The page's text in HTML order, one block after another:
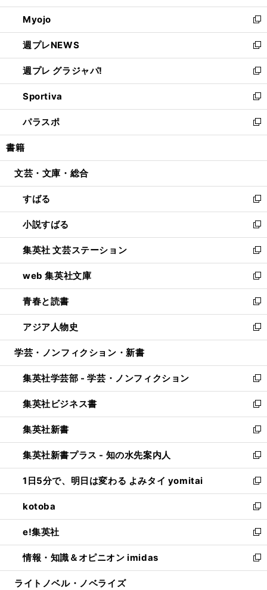
開
く
ウ
で
開
く
ン
ド
ウ
で
開
く
ウ
ィ
ン
ド
ウ
で
開
く
Myojo
新
し
い
ウ
ィ
ン
ド
ウ
で
開
週プレNEWS
新
し
い
ウ
ィ
ン
ド
ウ
開
週プレ グラジャパ!
新
し
い
ウ
ィ
ン
ウ
開
く
Sportiva
新
し
い
ウ
ン
ウ
で
開
く
パラスポ
新
し
ウ
ン
ド
ウ
で
開
く
書籍
文芸・文庫・総合
すばる
新
し
い
ウ
ィ
ン
ド
ウ
で
開
く
小説すばる
新
し
い
ウ
ィ
ン
ド
ウ
で
開
集英社 文芸ステーション
新
し
い
ウ
ィ
ン
ド
ウ
開
く
web 集英社文庫
新
し
い
ウ
ィ
ン
ウ
で
開
く
青春と読書
新
し
い
ウ
ン
ド
ウ
で
開
く
アジア人物史
新
し
ウ
ィ
ン
ド
ウ
で
開
く
学芸・ノンフィクション・新書
集英社学芸部 - 学芸・ノンフィクション
新
し
い
ウ
ィ
ン
ド
ウ
で
開
く
集英社ビジネス書
新
し
い
ウ
ィ
ン
ド
ウ
で
開
く
集英社新書
新
し
い
ウ
ィ
ン
ド
ウ
で
開
く
集英社新書プラス - 知の水先案内人
新
し
い
ウ
ィ
ン
ド
ウ
で
開
1日5分で、明日は変わる よみタイ yomitai
新
し
い
ウ
ィ
ン
ド
ウ
kotoba
新
し
い
ウ
ィ
ン
e!集英社
新
し
い
ウ
情報・知識＆オピニオン imidas
新
し
ライトノベル・ノベライズ